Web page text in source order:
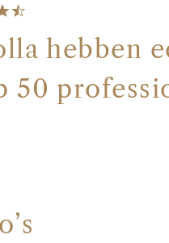
hebben
50